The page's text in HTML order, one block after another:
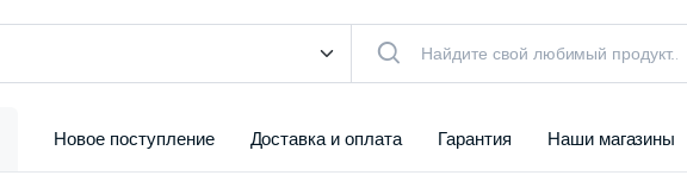
Новое поступление Доставка и оплата Гарантия Наши магазины